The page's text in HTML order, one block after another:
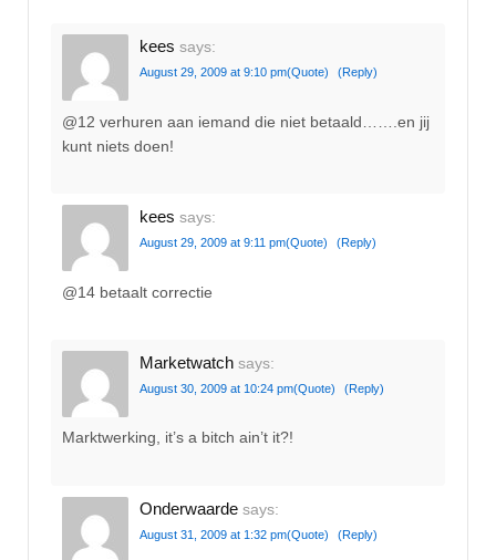
kees says:
August 29, 2009 at 9:10 pm(Quote) (Reply)
@12 verhuren aan iemand die niet betaald…….en jij
kunt niets doen!
kees says:
August 29, 2009 at 9:11 pm(Quote) (Reply)
@14 betaalt correctie
Marketwatch says:
August 30, 2009 at 10:24 pm(Quote) (Reply)
Marktwerking, it’s a bitch ain’t it?!
Onderwaarde says:
August 31, 2009 at 1:32 pm(Quote) (Reply)